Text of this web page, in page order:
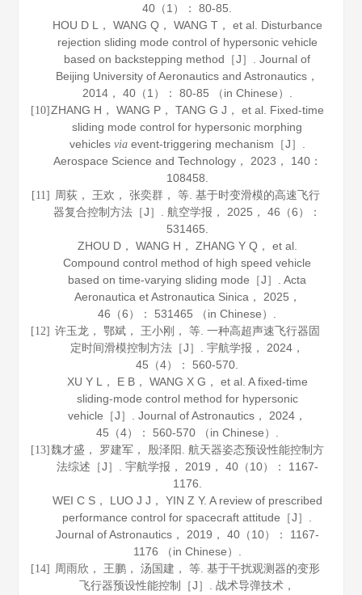
40 （1）： 80-85.
HOU D L， WANG Q， WANG T， et al. Disturbance
rejection sliding mode control of hypersonic vehicle
based on backstepping method［J］.Journal of
Beijing University of Aeronautics and Astronautics ，
2014， 40（1）： 80-85 （in Chinese）.
[10] ZHANG H， WANG P， TANG G J， et al. Fixed-time
sliding mode control for hypersonic morphing
vehicles viaevent-triggering mechanism［J］.
Aerospace Science and Technology， 2023 ， 140：
108458.
[11]
周荻， 王欢， 张奕群， 等. 基于时变滑模的高速飞行
器复合控制方法［J］.航空学报 ， 2025 ，46 （6）：
531465.
ZHOU D， WANG H， ZHANG Y Q， et al.
Compound control method of high speed vehicle
based on time-varying sliding mode［J］.Acta
Aeronautica et Astronautica Sinica ， 2025 ，
46 （6）： 531465 （in Chinese）.
[12] 许玉龙， 鄂斌， 王小刚， 等. 一种高超声速飞行器固
定时间滑模控制方法［J］.宇航学报 ， 2024 ，
45 （4）： 560-570.
XU Y L， E B， WANG X G， et al. A fixed-time
sliding-mode control method for hypersonic
vehicle［J］.Journal of Astronautics ， 2024 ，
45 （4）： 560-570 （in Chinese）.
[13] 魏才盛， 罗建军， 殷泽阳. 航天器姿态预设性能控制方
法综述［J］. 宇航学报 ， 2019 ， 40（10）： 1167-
1176.
WEI C S， LUO J J， YIN Z Y. A review of prescribed
performance control for spacecraft attitude［J］.
Journal of Astronautics， 2019 ， 40（10）： 1167-
1176 （in Chinese）.
[14]
周雨欣， 王鹏， 汤国建， 等. 基于干扰观测器的变形
飞行器预设性能控制［J］.战术导弹技术 ，